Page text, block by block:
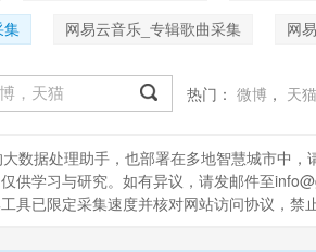
集
网易云音乐_专辑歌曲采集 网
热门： 微博 ， 天猫
数据处理助手，也部署在多地智慧城市中，
供学习与研究。如有异议，请发邮件至
具已限定采集速度并核对网站访问协议，禁